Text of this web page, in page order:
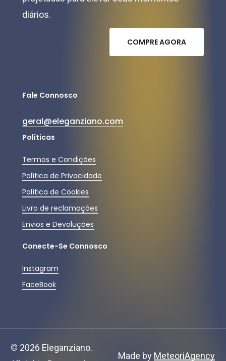
Ver Carrinho Finalizar Compras
diários.
COMPREAGORA
Fale Connosco
geral@eleganziano.com
Políticas
Termos e Condições
Política de Privacidade
Política de Cookies
Livro de reclamações
Envios e Devoluções
Conecte-Se Connosco
Instagram
FaceBook
© 2026 Eleganziano.
Made by MeteoriAgency